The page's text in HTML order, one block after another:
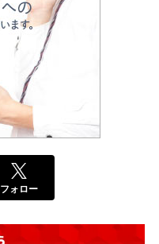
フォロー